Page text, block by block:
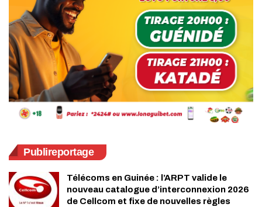
Publireportage
Télécoms en Guinée : l’ARPT valide le
nouveau catalogue d’interconnexion 2026
de Cellcom et fixe de nouvelles règles